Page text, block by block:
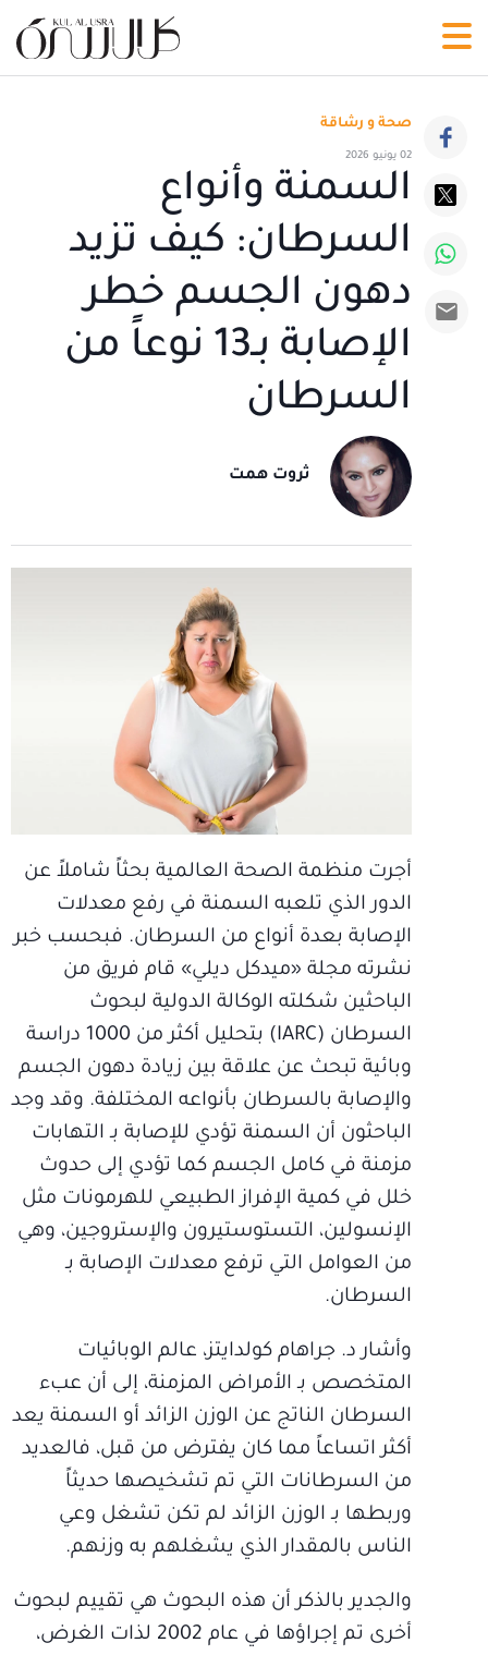
صحة و رشاقة
02 يونيو 2026
السمنة وأنواع
السرطان: كيف تزيد
دهون الجسم خطر
الإصابة بـ13 نوعاً من
السرطان
ثروت همت
أجرت منظمة الصحة العالمية بحثاً شاملاً عن
الدور الذي تلعبه السمنة في رفع معدلات
الإصابة بعدة أنواع من السرطان. فبحسب خبر
نشرته مجلة «ميدكل ديلي» قام فريق من
الباحثين شكلته الوكالة الدولية لبحوث
السرطان (IARC) بتحليل أكثر من 1000 دراسة
وبائية تبحث عن علاقة بين زيادة دهون الجسم
والإصابة بالسرطان بأنواعه المختلفة. وقد وجد
الباحثون أن السمنة تؤدي للإصابة بـ التهابات
مزمنة في كامل الجسم كما تؤدي إلى حدوث
خلل في كمية الإفراز الطبيعي للهرمونات مثل
الإنسولين، التستوستيرون والإستروجين، وهي
من العوامل التي ترفع معدلات الإصابة بـ
السرطان.
وأشار د. جراهام كولدايتز، عالم الوبائيات
المتخصص بـ الأمراض المزمنة، إلى أن عبء
السرطان الناتج عن الوزن الزائد أو السمنة يعد
أكثر اتساعاً مما كان يفترض من قبل، فالعديد
من السرطانات التي تم تشخيصها حديثاً
وربطها بـ الوزن الزائد لم تكن تشغل وعي
الناس بالمقدار الذي يشغلهم به وزنهم.
والجدير بالذكر أن هذه البحوث هي تقييم لبحوث
أخرى تم إجراؤها في عام 2002 لذات الغرض،